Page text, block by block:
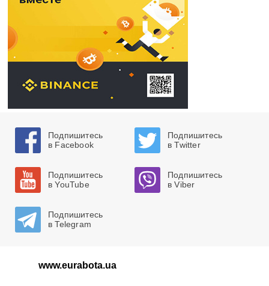
Подпишитесь
в Facebook
Подпишитесь
в Twitter
Подпишитесь
в YouTube
Подпишитесь
в Viber
Подпишитесь
в Telegram
www.eurabota.ua